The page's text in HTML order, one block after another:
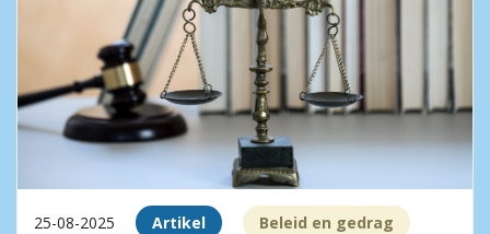
25-08-2025 Artikel Beleid en gedrag